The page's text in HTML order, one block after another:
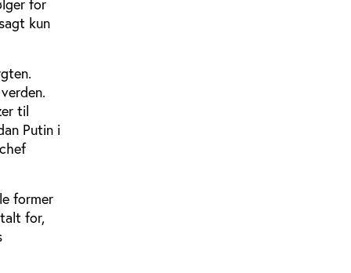
for
kun
til
Putin i
former
for,